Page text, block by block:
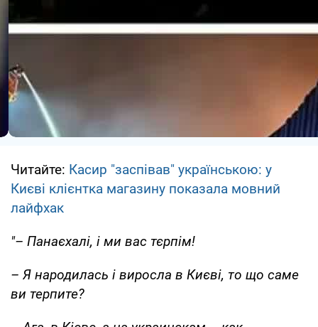
Читайте: Касир "заспівав" українською: у
Києві клієнтка магазину показала мовний
лайфхак
"– Панаєхалі, і ми вас тєрпім!
– Я народилась і виросла в Києві, то що саме
ви терпите?